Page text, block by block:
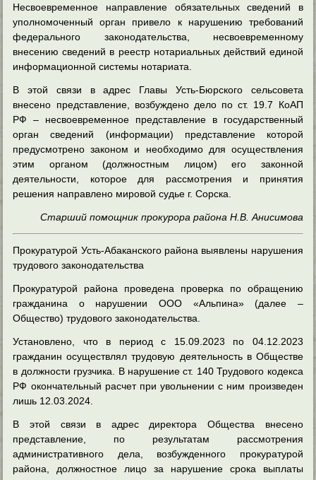
Несвоевременное направление обязательных сведений в
уполномоченный орган привело к нарушению требований
федерального законодательства, несвоевременному
внесению сведений в реестр нотариальных действий единой
информационной системы нотариата.
В этой связи в адрес Главы Усть-Бюрского сельсовета
внесено представление, возбуждено дело по ст. 19.7 КоАП
РФ – несвоевременное представление в государственный
орган сведений (информации) представление которой
предусмотрено законом и необходимо для осуществления
этим органом (должностным лицом) его законной
деятельности, которое для рассмотрения и принятия
решения направлено мировой судье г. Сорска.
Старший помощник прокурора района Н.В. Анисимова
Прокуратурой Усть-Абаканского района выявлены нарушения
трудового законодательства
Прокуратурой района проведена проверка по обращению
гражданина о нарушении ООО «Альпина» (далее –
Общество) трудового законодательства.
Установлено, что в период с 15.09.2023 по 04.12.2023
гражданин осуществлял трудовую деятельность в Обществе
в должности грузчика. В нарушение ст. 140 Трудового кодекса
РФ окончательный расчет при увольнении с ним произведен
лишь 12.03.2024.
В этой связи в адрес директора Общества внесено
представление, по результатам рассмотрения
административного дела, возбужденного прокуратурой
района, должностное лицо за нарушение срока выплаты